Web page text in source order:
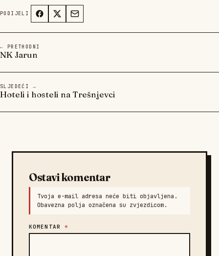
PODIJELI
← PRETHODNI
NK Jarun
SLJEDEĆI →
Hoteli i hosteli na Trešnjevci
Ostavi komentar
Tvoja e-mail adresa neće biti objavljena.
Obavezna polja označena su zvjezdicom.
KOMENTAR *